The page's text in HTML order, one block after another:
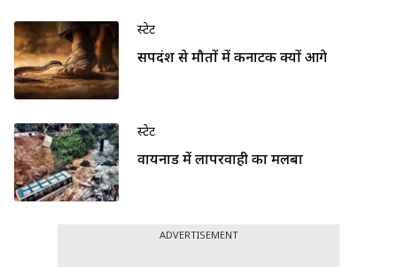
स्टेट
सर्पदंश से मौतों में कर्नाटक क्यों आगे
स्टेट
वायनाड में लापरवाही का मलबा
ADVERTISEMENT